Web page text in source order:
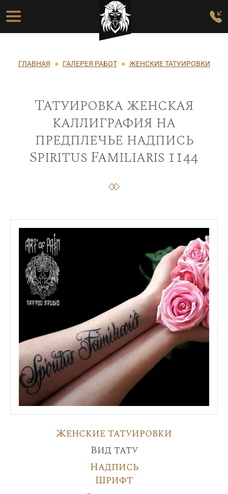
Перейти к основному содержанию
Основная навигация
Строка навигации
ГЛАВНАЯ ГАЛЕРЕЯ РАБОТ ЖЕНСКИЕ ТАТУИРОВКИ
Татуировка женская
каллиграфия на
предплечье надпись
Spiritus Familiaris 1144
Женские татуировки
Вид тату
Надпись
Шрифт